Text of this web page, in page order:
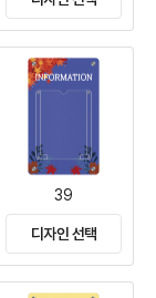
39
디자인 선택